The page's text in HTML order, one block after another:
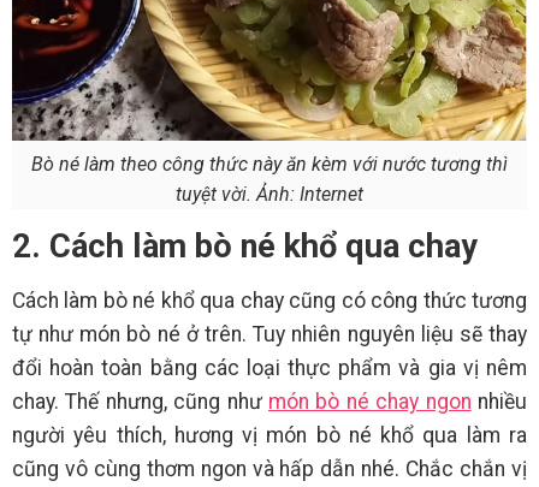
Bò né làm theo công thức này ăn kèm với nước tương thì
tuyệt vời. Ảnh: Internet
2. Cách làm bò né khổ qua chay
Cách làm bò né khổ qua chay cũng có công thức tương
tự như món bò né ở trên. Tuy nhiên nguyên liệu sẽ thay
đổi hoàn toàn bằng các loại thực phẩm và gia vị nêm
chay. Thế nhưng, cũng như món bò né chay ngon nhiều
người yêu thích, hương vị món bò né khổ qua làm ra
cũng vô cùng thơm ngon và hấp dẫn nhé. Chắc chắn vị